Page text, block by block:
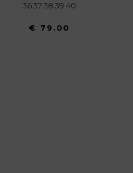
36 37 38 39 40
€ 79.00